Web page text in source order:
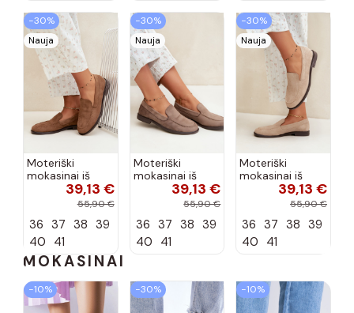
−30%
Nauja
Moteriški
mokasinai iš
dirbtinės
zomšos, rudos
39,13 €
55,90 €
36 37 38 39
40 41
−30%
Nauja
Moteriški
mokasinai iš
dirbtinės
zomšos, molio
39,13 €
55,90 €
36 37 38 39
40 41
−30%
Nauja
Moteriški
mokasinai iš
dirbtinės
zomšos, smėlio
39,13 €
55,90 €
36 37 38 39
40 41
MOKASINAI
−10% −30% −10%